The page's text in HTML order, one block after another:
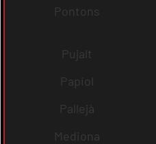
Pontons
Pujalt
Papiol
Pallejà
Mediona